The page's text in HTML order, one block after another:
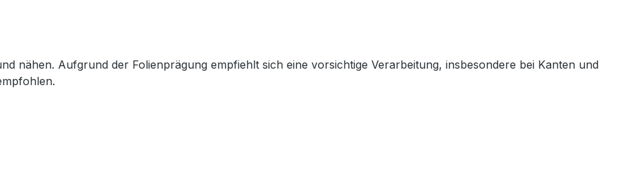
nähen. Aufgrund der Folienprägung empfiehlt sich eine vorsichtige Verarbeitung, insbesondere bei Kanten und